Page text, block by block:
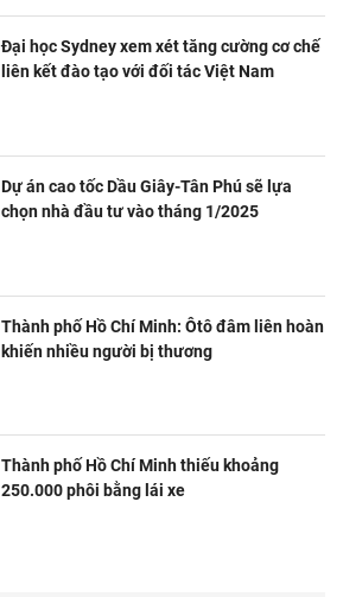
Đại học Sydney xem xét tăng cường cơ chế
liên kết đào tạo với đối tác Việt Nam
Dự án cao tốc Dầu Giây-Tân Phú sẽ lựa
chọn nhà đầu tư vào tháng 1/2025
Thành phố Hồ Chí Minh: Ôtô đâm liên hoàn
khiến nhiều người bị thương
Thành phố Hồ Chí Minh thiếu khoảng
250.000 phôi bằng lái xe